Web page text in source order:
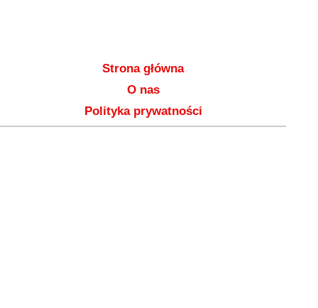
Strona główna
O nas
Polityka prywatności